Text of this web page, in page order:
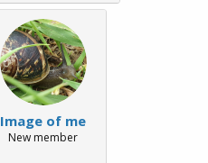
Image of me
New member